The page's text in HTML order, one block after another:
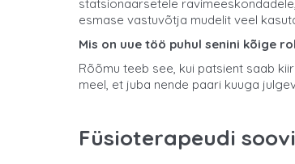
statsionaarsetele
esmase vastuvõtja mudelit veel
Mis on uue töö puhul senini kõige
Rõõmu teeb see, kui patsient saab
meel, et juba nende paari kuuga
Füsioterapeudi